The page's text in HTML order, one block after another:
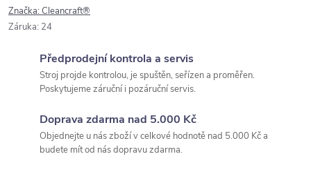
Značka:Cleancraft®
Záruka: 24
Předprodejní kontrola a servis
Stroj projde kontrolou, je spuštěn, seřízen a proměřen.
Poskytujeme záruční i pozáruční servis.
Doprava zdarma nad 5.000 Kč
Objednejte u nás zboží v celkové hodnotě nad 5.000 Kč a
budete mít od nás dopravu zdarma.